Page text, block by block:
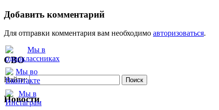
Добавить комментарий
Для отправки комментария вам необходимо авторизоваться.
СВО
Найти:
Новости